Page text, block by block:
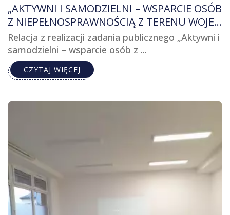
„AKTYWNI I SAMODZIELNI – WSPARCIE OSÓB
Z NIEPEŁNOSPRAWNOŚCIĄ Z TERENU WOJE
WÓDZTWA ŁÓDZKIEGO”
Relacja z realizacji zadania publicznego „Aktywni i
samodzielni – wsparcie osób z ...
CZYTAJ WIĘCEJ